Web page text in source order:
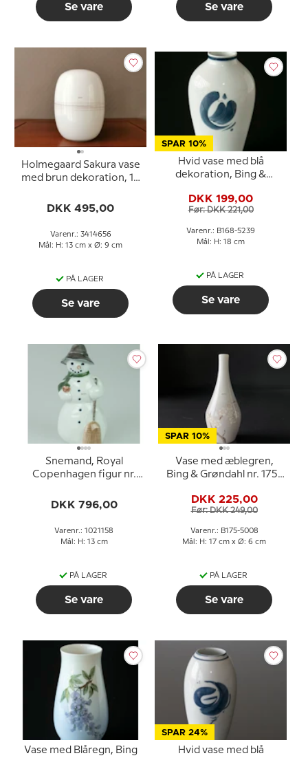
Se vare Se vare
Holmegaard Sakura vase
med brun dekoration, 13
DKK 495,00
Varenr.: 3414656
Mål: H: 13 cm x Ø: 9 cm
PÅ LAGER
Se vare
SPAR 10%
Hvid vase med blå
dekoration, Bing &
DKK 199,00
Før: DKK 221,00
Varenr.: B168-5239
Mål: H: 18 cm
PÅ LAGER
Se vare
Snemand, Royal
Copenhagen figur nr.
DKK 796,00
Varenr.: 1021158
Mål: H: 13 cm
PÅ LAGER
Se vare
SPAR 10%
Vase med æblegren,
Bing & Grøndahl nr. 175-
DKK 225,00
Før: DKK 249,00
Varenr.: B175-5008
Mål: H: 17 cm x Ø: 6 cm
PÅ LAGER
Se vare
Vase med Blåregn, Bing
SPAR 24%
Hvid vase med blå